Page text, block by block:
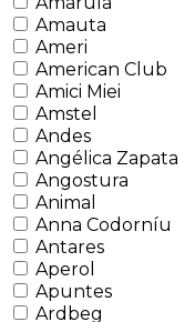
Amauta
Ameri
American Club
Amici Miei
Amstel
Andes
Angélica Zapata
Angostura
Animal
Anna Codorníu
Antares
Aperol
Apuntes
Ardbeg